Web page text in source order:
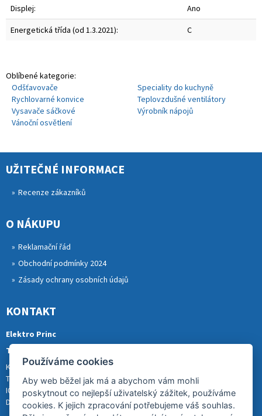
Displej: Ano
Energetická třída (od 1.3.2021): C
Oblíbené kategorie:
Odšťavovače
Speciality do kuchyně
Rychlovarné konvice
Teplovzdušné ventilátory
Vysavače sáčkové
Výrobník nápojů
Vánoční osvětlení
UŽITEČNÉ INFORMACE
Recenze zákazníků
O NÁKUPU
Reklamační řád
Obchodní podmínky 2024
Zásady ochrany osobních údajů
KONTAKT
Elektro Princ
Tomáš Princ
Krkonošská 290, 46841 TANVALD
Tel.: 773 880 988
IČ: 01153731
DIČ: CZ8007202522
Používáme cookies
Aby web běžel jak má a abychom vám mohli
poskytnout co nejlepší uživatelský zážitek, používáme
cookies. K jejich zpracování potřebujeme váš souhlas.